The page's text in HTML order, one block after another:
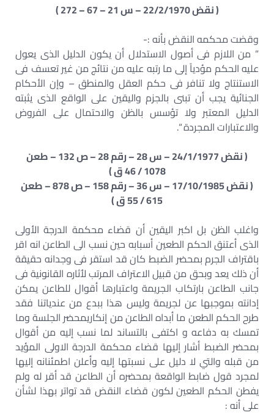
( نقض 22/2/1970 – س 21 – 67 – 272 )
وقضت محكمه النقض بأنه :-
” من اللازم فى أصول الاستدلال أن يكون الدليل الذى يعول
عليه الحكم مؤدياً إلى ما رتبه عليه من نتائج من غير تعسف فى
الاستنتاج ولا تنافر فى حكم العقل والمنطق – وإن الأحكام
الجنائية يجب أن تبنى بالجزم واليقين على الواقع الذى يثبته
الدليل المعتبر ولا تؤسس بالظن والاحتمال على الفروض
والاعتبارات المجردة “.
( نقض 24/1/1977 – س 28 – رقم 28 – ص 132 – طعن
1078 / 46 ق )
( نقض 17/10/1985 – س 36 – رقم 158 – ص 878 – طعن
615 / 55 ق )
واغلب الظن بل اكبر اليقين أن قضاء محكمة الدرجة الأولى
الذى أعتنق الحكم الطعين أسبابه حين نسب الى الطاعن انه اقر
باقتراف الجرم بمحضر الضبط كان قد استقر فى وجدانه حقيقة
أن ذلك يعد وبحق من قبيل الاعتراف المرتب لأثاره القانونية فى
جانب الطاعن بارتكاب الجريمة واعتبارها أقوال للطاعن يمكن
إدانته بموجبها عن لجريمة وليس هذا ببدع من عندياتنا فقد
طرح الحكم الطعن ما أبداه الطاعن من إنكاريمحضر الجلسة وما
تمسك به دفاعه و اكتفى بالتساند لما نسب إليه من أقوال
بمحضر الضبط أشار إليها قضاء محكمة الدرجة الاولى المؤيد
من قبله والتي لا دليل على نسبتها إليه وأعلن اطمئنانه إليها
لمجرد قول ضابط الواقعة بمحضره أن الطاعن قد أقر له ولم
يفطن الحكم الطعين لكون قضاء النقض قد تواتر بهذا لشأن
على أنه :